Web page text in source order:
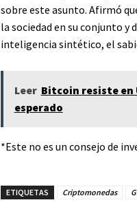
sobre este asunto. Afirmó
la sociedad en su conjunto y
inteligencia sintético, el
Leer Bitcoin resiste en
esperado
*Este no es un consejo de
ETIQUETAS Criptomonedas